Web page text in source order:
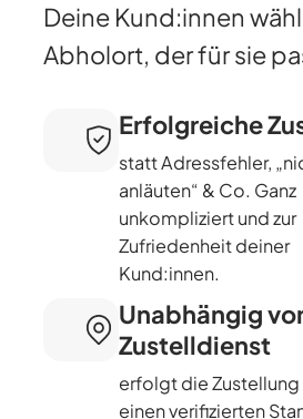
Deine Kund:innen
Abholort, der für sie
Erfolgreiche
statt Adressfehler,
anläuten“ & Co. Ganz
unkompliziert und zur
Zufriedenheit deiner
Kund:innen.
Unabhängig
Zustelldienst
erfolgt die
einen verifizierten